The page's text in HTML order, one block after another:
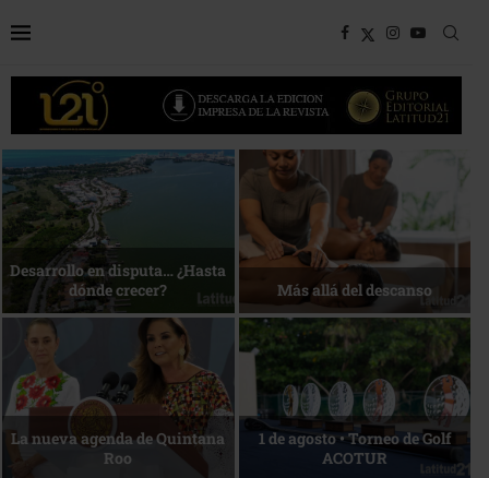
Bottega, un viaje servido a la
mesa
Energía que Impulsa la
competitividad
Reconocimiento de viajeros La esencia del servicio